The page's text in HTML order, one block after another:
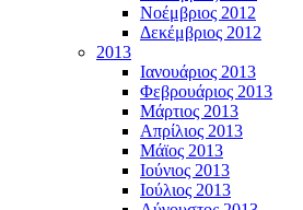
Νοέμβριος 2012
Δεκέμβριος 2012
2013
Ιανουάριος 2013
Φεβρουάριος 2013
Μάρτιος 2013
Απρίλιος 2013
Μάϊος 2013
Ιούνιος 2013
Ιούλιος 2013